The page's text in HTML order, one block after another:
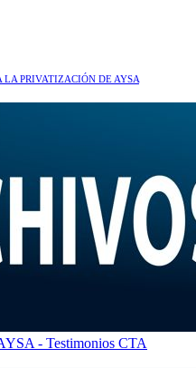
LA PRIVATIZACIÓN DE AYSA
- Testimonios CTA